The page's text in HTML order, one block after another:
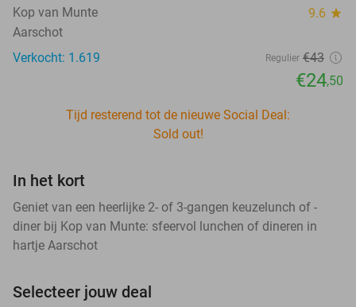
Kop van Munte 9.6 star
Aarschot
Verkocht: 1.619
Regulier €43
€24,50
Tijd resterend tot de nieuwe Social Deal:
Sold out!
In het kort
Geniet van een heerlijke 2- of 3-gangen keuzelunch of -
diner bij Kop van Munte: sfeervol lunchen of dineren in
hartje Aarschot
Selecteer jouw deal